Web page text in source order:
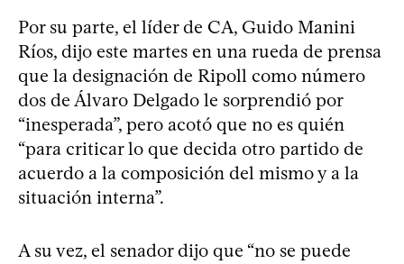
Por su parte, el líder de CA, Guido Manini
Ríos, dijo este martes en una rueda de prensa
que la designación de Ripoll como número
dos de Álvaro Delgado le sorprendió por
“inesperada”, pero acotó que no es quién
“para criticar lo que decida otro partido de
acuerdo a la composición del mismo y a la
situación interna”.
A su vez, el senador dijo que “no se puede